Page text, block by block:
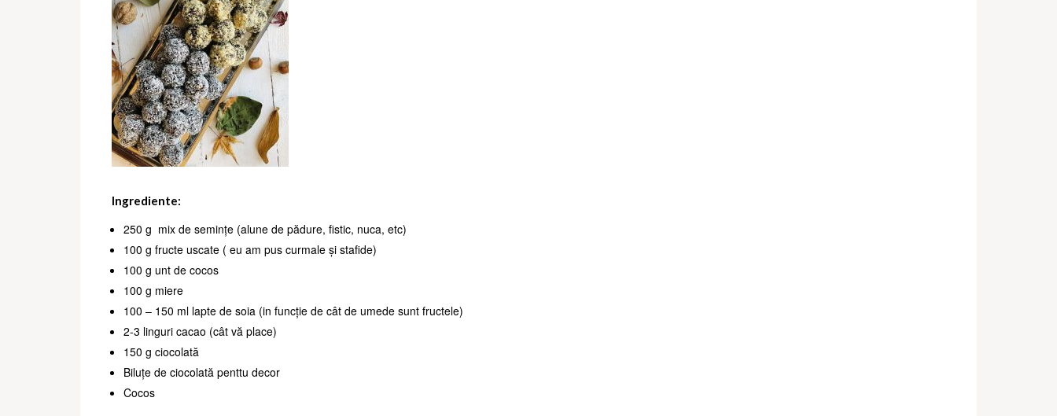
Ingrediente:
250 g mix de semințe (alune de pădure, fistic, nuca, etc)
100 g fructe uscate ( eu am pus curmale și stafide)
100 g unt de cocos
100 g miere
100 – 150 ml lapte de soia (in funcție de cât de umede sunt fructele)
2-3 linguri cacao (cât vă place)
150 g ciocolată
Biluțe de ciocolată penttu decor
Cocos